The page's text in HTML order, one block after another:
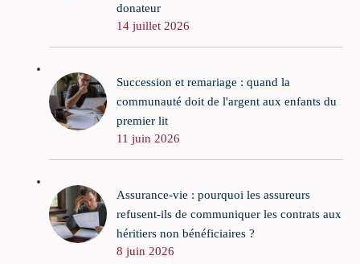
donateur
14 juillet 2026
Succession et remariage : quand la
communauté doit de l'argent aux enfants du
premier lit
11 juin 2026
Assurance-vie : pourquoi les assureurs
refusent-ils de communiquer les contrats aux
héritiers non bénéficiaires ?
8 juin 2026